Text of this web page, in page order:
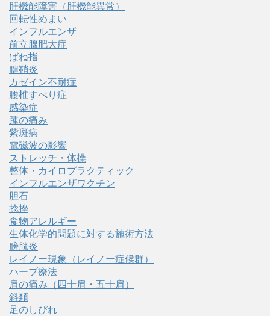
肝機能障害（肝機能異常）
回転性めまい
インフルエンザ
前立腺肥大症
ばね指
腱鞘炎
カゼイン不耐症
腰椎すべり症
感染症
踵の痛み
紫斑病
電磁波の影響
ストレッチ・体操
整体・カイロプラクティック
インフルエンザワクチン
胆石
捻挫
食物アレルギー
生体化学的問題に対する施術方法
膀胱炎
レイノー現象（レイノー症候群）
ハーブ療法
肩の痛み（四十肩・五十肩）
斜頚
足のしびれ